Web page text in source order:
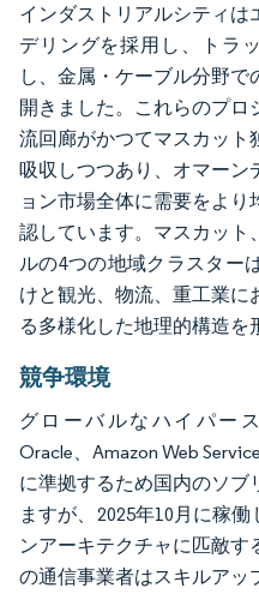
インダストリアルシティは
デリングを採用し、トラ
し、金属・ケーブル分野
開きました。これらのプロ
流回廊がかつてマスカット
吸収しつつあり、オマーン
ョン市場全体に需要をよ
認しています。マスカット
ルの4つの地域クラスター
けと観光、物流、重工業に
る多様化した地理的構造を
競争環境
グローバルなハイパー
Oracle、Amazon Web
に準拠するため国内のソブ
ますが、2025年10月に稼
ンアーキテクチャに匹敵
の通信事業者はスキルアッ